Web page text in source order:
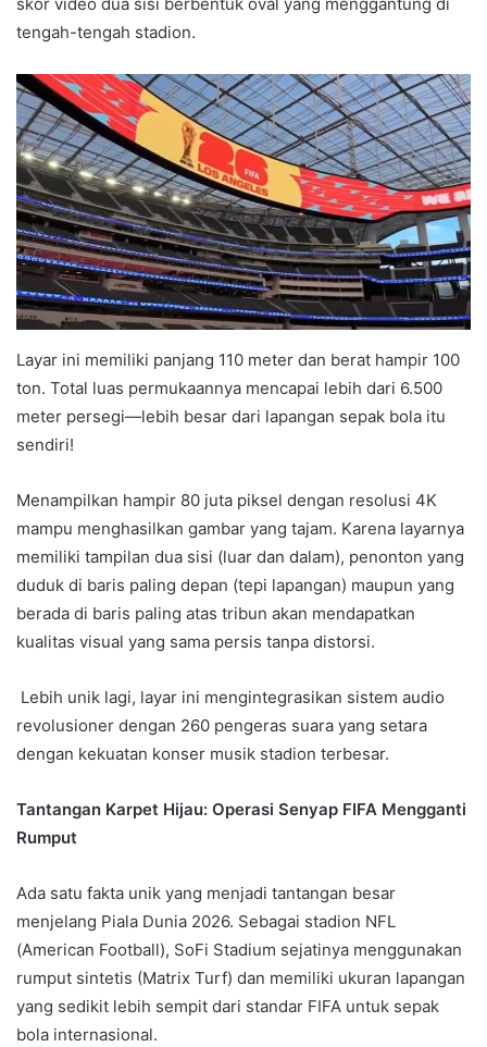
tengah-tengah stadion.
Layar ini memiliki panjang 110 meter dan berat hampir 100
ton. Total luas permukaannya mencapai lebih dari 6.500
meter persegi—lebih besar dari lapangan sepak bola itu
sendiri!
Menampilkan hampir 80 juta piksel dengan resolusi 4K
mampu menghasilkan gambar yang tajam. Karena layarnya
memiliki tampilan dua sisi (luar dan dalam), penonton yang
duduk di baris paling depan (tepi lapangan) maupun yang
berada di baris paling atas tribun akan mendapatkan
kualitas visual yang sama persis tanpa distorsi.
Lebih unik lagi, layar ini mengintegrasikan sistem audio
revolusioner dengan 260 pengeras suara yang setara
dengan kekuatan konser musik stadion terbesar.
Tantangan Karpet Hijau: Operasi Senyap FIFA Mengganti
Rumput
Ada satu fakta unik yang menjadi tantangan besar
menjelang Piala Dunia 2026. Sebagai stadion NFL
(American Football), SoFi Stadium sejatinya menggunakan
rumput sintetis (Matrix Turf) dan memiliki ukuran lapangan
yang sedikit lebih sempit dari standar FIFA untuk sepak
bola internasional.